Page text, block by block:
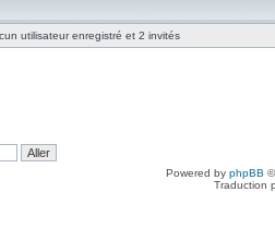
utilisateur enregistré et 2 invités
Powered by phpBB
Traduction